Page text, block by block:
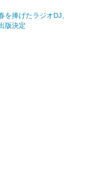
捧げたラジオDJ、
版決定